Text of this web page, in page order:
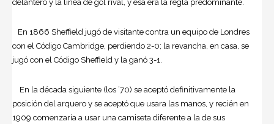
delantero y la línea de gol rival, y esa era la regla predominante.
En 1866 Sheffield jugó de visitante contra un equipo de Londres
con el Código Cambridge, perdiendo 2-0; la revancha, en casa, se
jugó con el Código Sheffield y la ganó 3-1.
En la década siguiente (los ’70) se aceptó definitivamente la
posición del arquero y se aceptó que usara las manos, y recién en
1909 comenzaría a usar una camiseta diferente a la de sus